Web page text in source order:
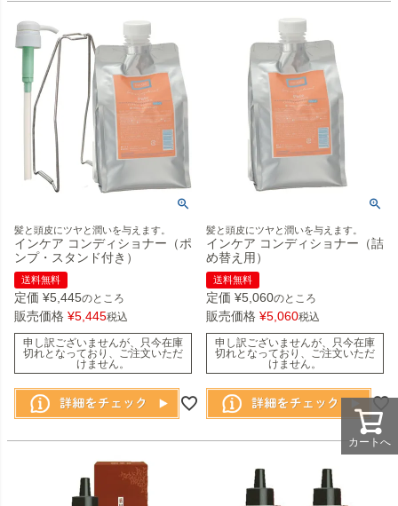
髪と頭皮にツヤと潤いを与えます。
インケア コンディショナー（ポ
ンプ・スタンド付き）
送料無料
定価 ¥5,445のところ
販売価格 ¥5,445税込
申し訳ございませんが、只今在庫
切れとなっており、ご注文いただ
けません。
髪と頭皮にツヤと潤いを与えます。
インケア コンディショナー（詰
め替え用）
送料無料
定価 ¥5,060のところ
販売価格 ¥5,060税込
申し訳ございませんが、只今在庫
切れとなっており、ご注文いただ
けません。
カートへ